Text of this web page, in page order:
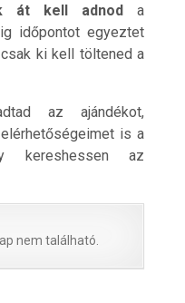
át kell adnod a
időpontot egyeztet
ki kell töltened a
az ajándékot,
is a
kereshessen az
nem található.